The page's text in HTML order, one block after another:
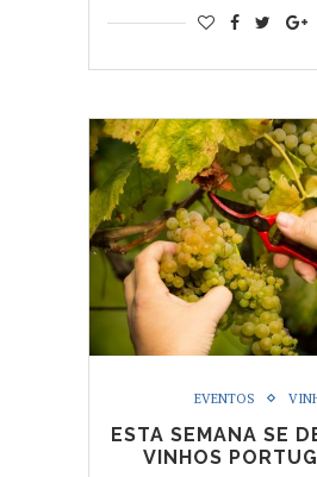
EVENTOS
ESTA SEMANA SE
VINHOS